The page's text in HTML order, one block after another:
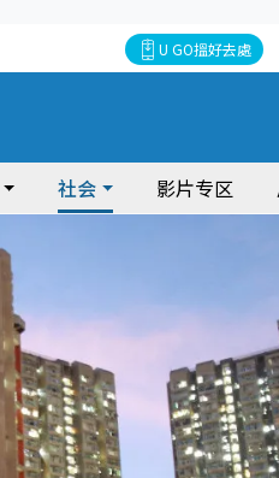
U GO搵好去處
社会 影片专区